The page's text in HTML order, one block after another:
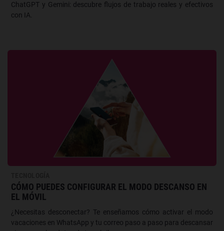
ChatGPT y Gemini: descubre flujos de trabajo reales y efectivos
con IA.
CÓMO PUEDES CONFIGURAR EL MODO DESCANSO EN
EL MÓVIL
¿Necesitas desconectar? Te enseñamos cómo activar el modo
vacaciones en WhatsApp y tu correo paso a paso para descansar